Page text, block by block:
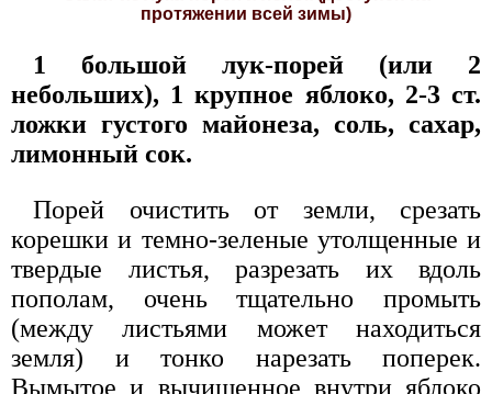
протяжении всей зимы)
1 большой лук-порей (или 2
небольших), 1 крупное яблоко, 2-3 ст.
ложки густого майонеза, соль, сахар,
лимонный сок.
Порей очистить от земли, срезать
корешки и темно-зеленые утолщенные и
твердые листья, разрезать их вдоль
пополам, очень тщательно промыть
(между листьями может находиться
земля) и тонко нарезать поперек.
Вымытое и вычищенное внутри яблоко